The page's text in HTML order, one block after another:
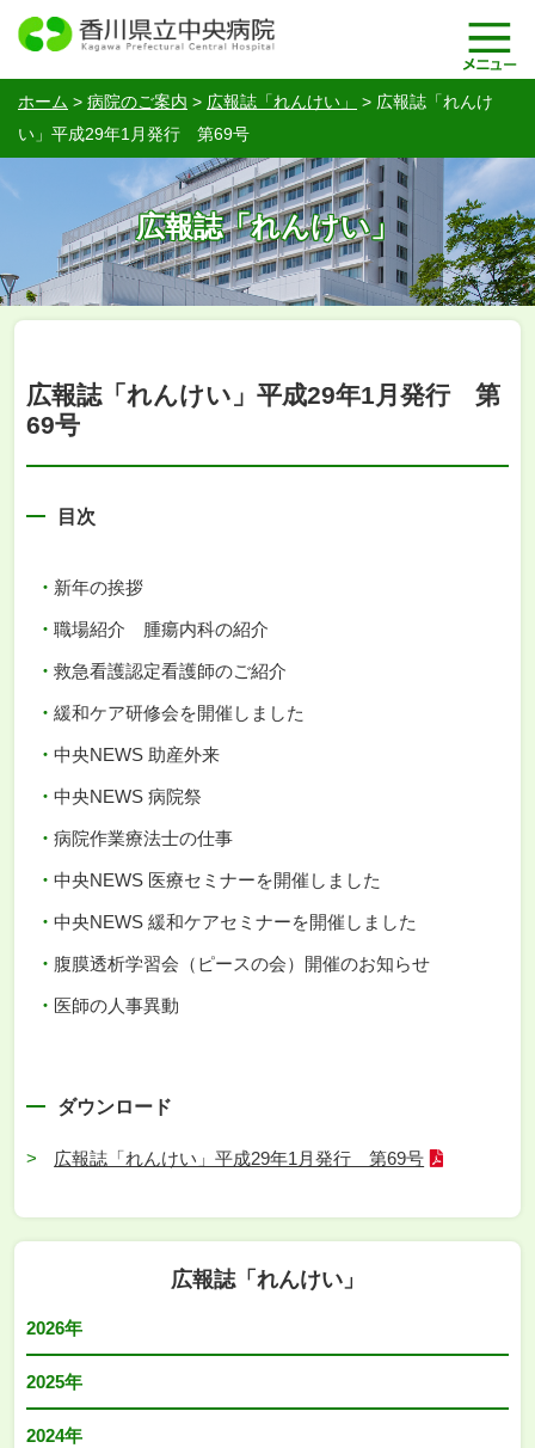
ホーム > 病院のご案内 > 広報誌「れんけい」 > 広報誌「れんけ
い」平成29年1月発行 第69号
広報誌「れんけい」
広報誌「れんけい」平成29年1月発行 第
69号
目次
新年の挨拶
職場紹介 腫瘍内科の紹介
救急看護認定看護師のご紹介
緩和ケア研修会を開催しました
中央NEWS 助産外来
中央NEWS 病院祭
病院作業療法士の仕事
中央NEWS 医療セミナーを開催しました
中央NEWS 緩和ケアセミナーを開催しました
腹膜透析学習会（ピースの会）開催のお知らせ
医師の人事異動
ダウンロード
広報誌「れんけい」平成29年1月発行 第69号
広報誌「れんけい」
2026年
2025年
2024年